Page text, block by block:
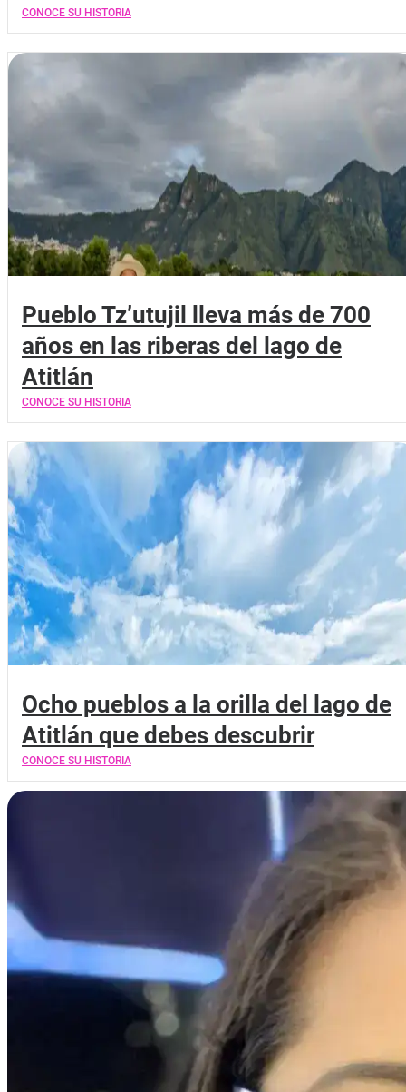
CONOCE SU HISTORIA
Pueblo Tz’utujil lleva más de 700
años en las riberas del lago de
Atitlán
CONOCE SU HISTORIA
Ocho pueblos a la orilla del lago de
Atitlán que debes descubrir
CONOCE SU HISTORIA